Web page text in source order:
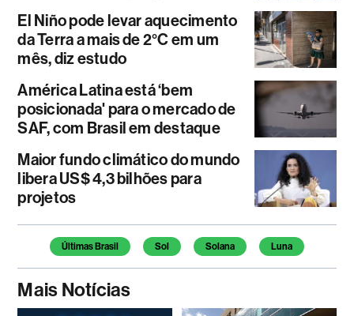
El Niño pode levar aquecimento
da Terra a mais de 2°C em um
mês, diz estudo
América Latina está ‘bem
posicionada' para o mercado de
SAF, com Brasil em destaque
Maior fundo climático do mundo
libera US$ 4,3 bilhões para
projetos
Temas deste artigo
Últimas Brasil Sol Solana Luna
Mais Notícias